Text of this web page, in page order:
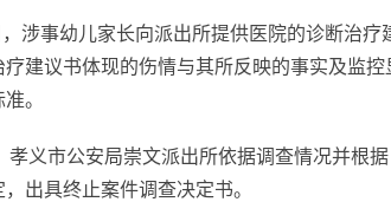
涉事幼儿家长向派出所提供医院的诊断治
疗建议书体现的伤情与其所反映的事实及监
。
孝义市公安局崇文派出所依据调查情况并根
出具终止案件调查决定书。